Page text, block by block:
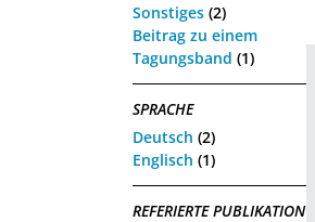
Sonstiges (2)
Beitrag zu einem
Tagungsband (1)
SPRACHE
Deutsch (2)
Englisch (1)
REFERIERTE PUBLIKATION